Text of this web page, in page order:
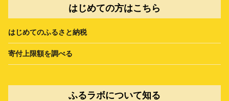
はじめての方はこちら
はじめてのふるさと納税
寄付上限額を調べる
ふるラボについて知る